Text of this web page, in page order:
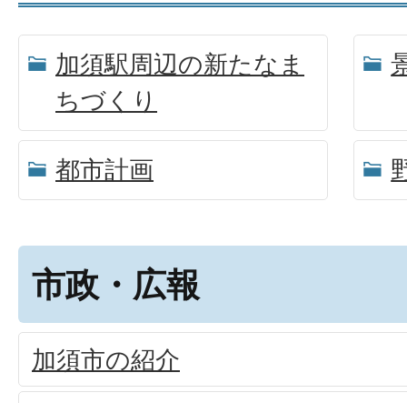
加須駅周辺の新たなま
ちづくり
都市計画
市政・広報
加須市の紹介